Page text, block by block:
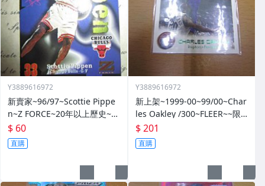
Y3889616972
新賣家~96/97~Scottie Pippe
n~Z FORCE~20年以上歷史~無
限量~
$ 60
直購
Y3889616972
新上架~1999-00~99/00~Char
les Oakley /300~FLEER~~限
量/300~1060114-1
$ 201
直購